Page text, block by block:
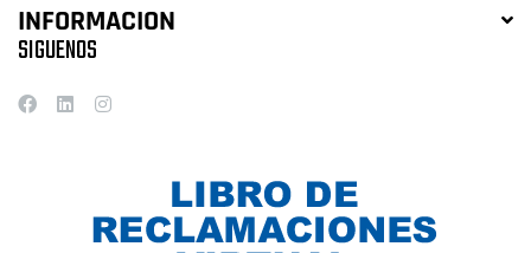
INFORMACION
SIGUENOS